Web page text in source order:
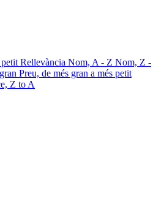
petitRellevància Nom, A - Z Nom, Z -
Preu, de més gran a més petit
Z to A